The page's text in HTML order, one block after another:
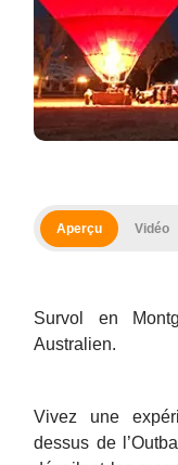
Aperçu Vidéo
Survol en
Australien.
Vivez une
dessus de